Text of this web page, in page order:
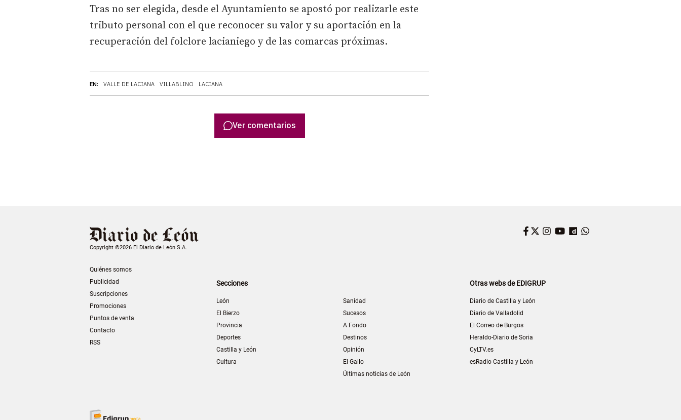
EN: VALLE DE LACIANA VILLABLINO LACIANA
Tras no ser elegida, desde el Ayuntamiento se apostó por realizarle este
tributo personal con el que reconocer su valor y su aportación en la
recuperación del folclore lacianiego y de las comarcas próximas.
Ver comentarios
Copyright ©2026 El Diario de León S.A.
Quiénes somos
Publicidad
Suscripciones
Promociones
Puntos de venta
Contacto
RSS
Facebook
Twitter
Instagram
YouTube
Dailymotion
Secciones
León
El Bierzo
Provincia
Deportes
Castilla y León
Cultura
Sanidad
Sucesos
A Fondo
Destinos
Opinión
El Gallo
Últimas noticias de León
Otras webs de EDIGRUP
Diario de Castilla y León
Diario de Valladolid
El Correo de Burgos
Heraldo-Diario de Soria
CyLTV.es
esRadio Castilla y León